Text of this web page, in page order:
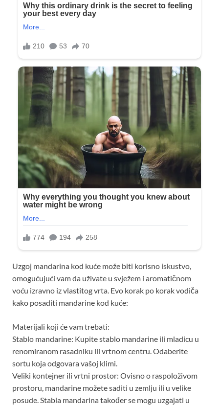
Uzgoj mandarina kod kuće može biti korisno iskustvo,
omogućujući vam da uživate u svježem i aromatičnom
voću izravno iz vlastitog vrta. Evo korak po korak vodiča
kako posaditi mandarine kod kuće:
Materijali koji će vam trebati:
Stablo mandarine: Kupite stablo mandarine ili mladicu u
renomiranom rasadniku ili vrtnom centru. Odaberite
sortu koja odgovara vašoj klimi.
Veliki kontejner ili vrtni prostor: Ovisno o raspoloživom
prostoru, mandarine možete saditi u zemlju ili u velike
posude. Stabla mandarina također se mogu uzgajati u